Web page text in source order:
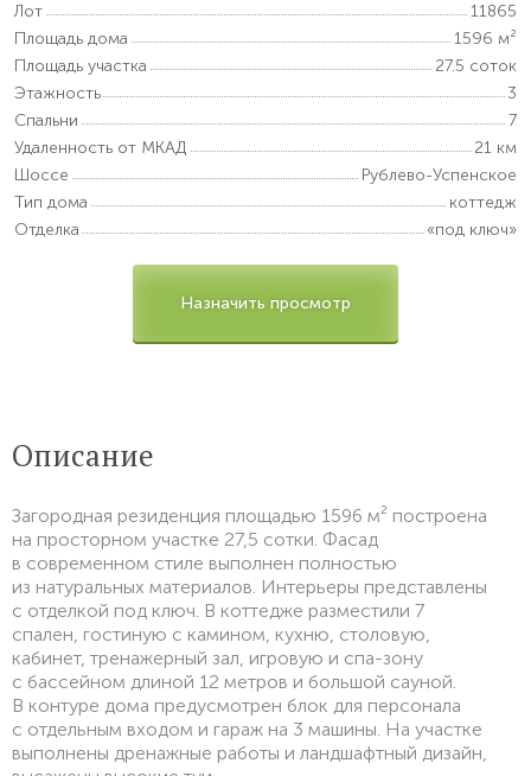
Лот
11865
Площадь дома
1596 м²
Площадь участка
27.5 соток
Этажность
3
Спальни
7
Удаленность от МКАД
21 км
Шоссе
Рублево-Успенское
Тип дома
коттедж
Отделка
«под ключ»
Назначить просмотр
Описание
Загородная резиденция площадью 1596 м² построена
на просторном участке 27,5 сотки. Фасад
в современном стиле выполнен полностью
из натуральных материалов. Интерьеры представлены
с отделкой под ключ. В коттедже разместили 7
спален, гостиную с камином, кухню, столовую,
кабинет, тренажерный зал, игровую и спа-зону
с бассейном длиной 12 метров и большой сауной.
В контуре дома предусмотрен блок для персонала
с отдельным входом и гараж на 3 машины. На участке
выполнены дренажные работы и ландшафтный дизайн,